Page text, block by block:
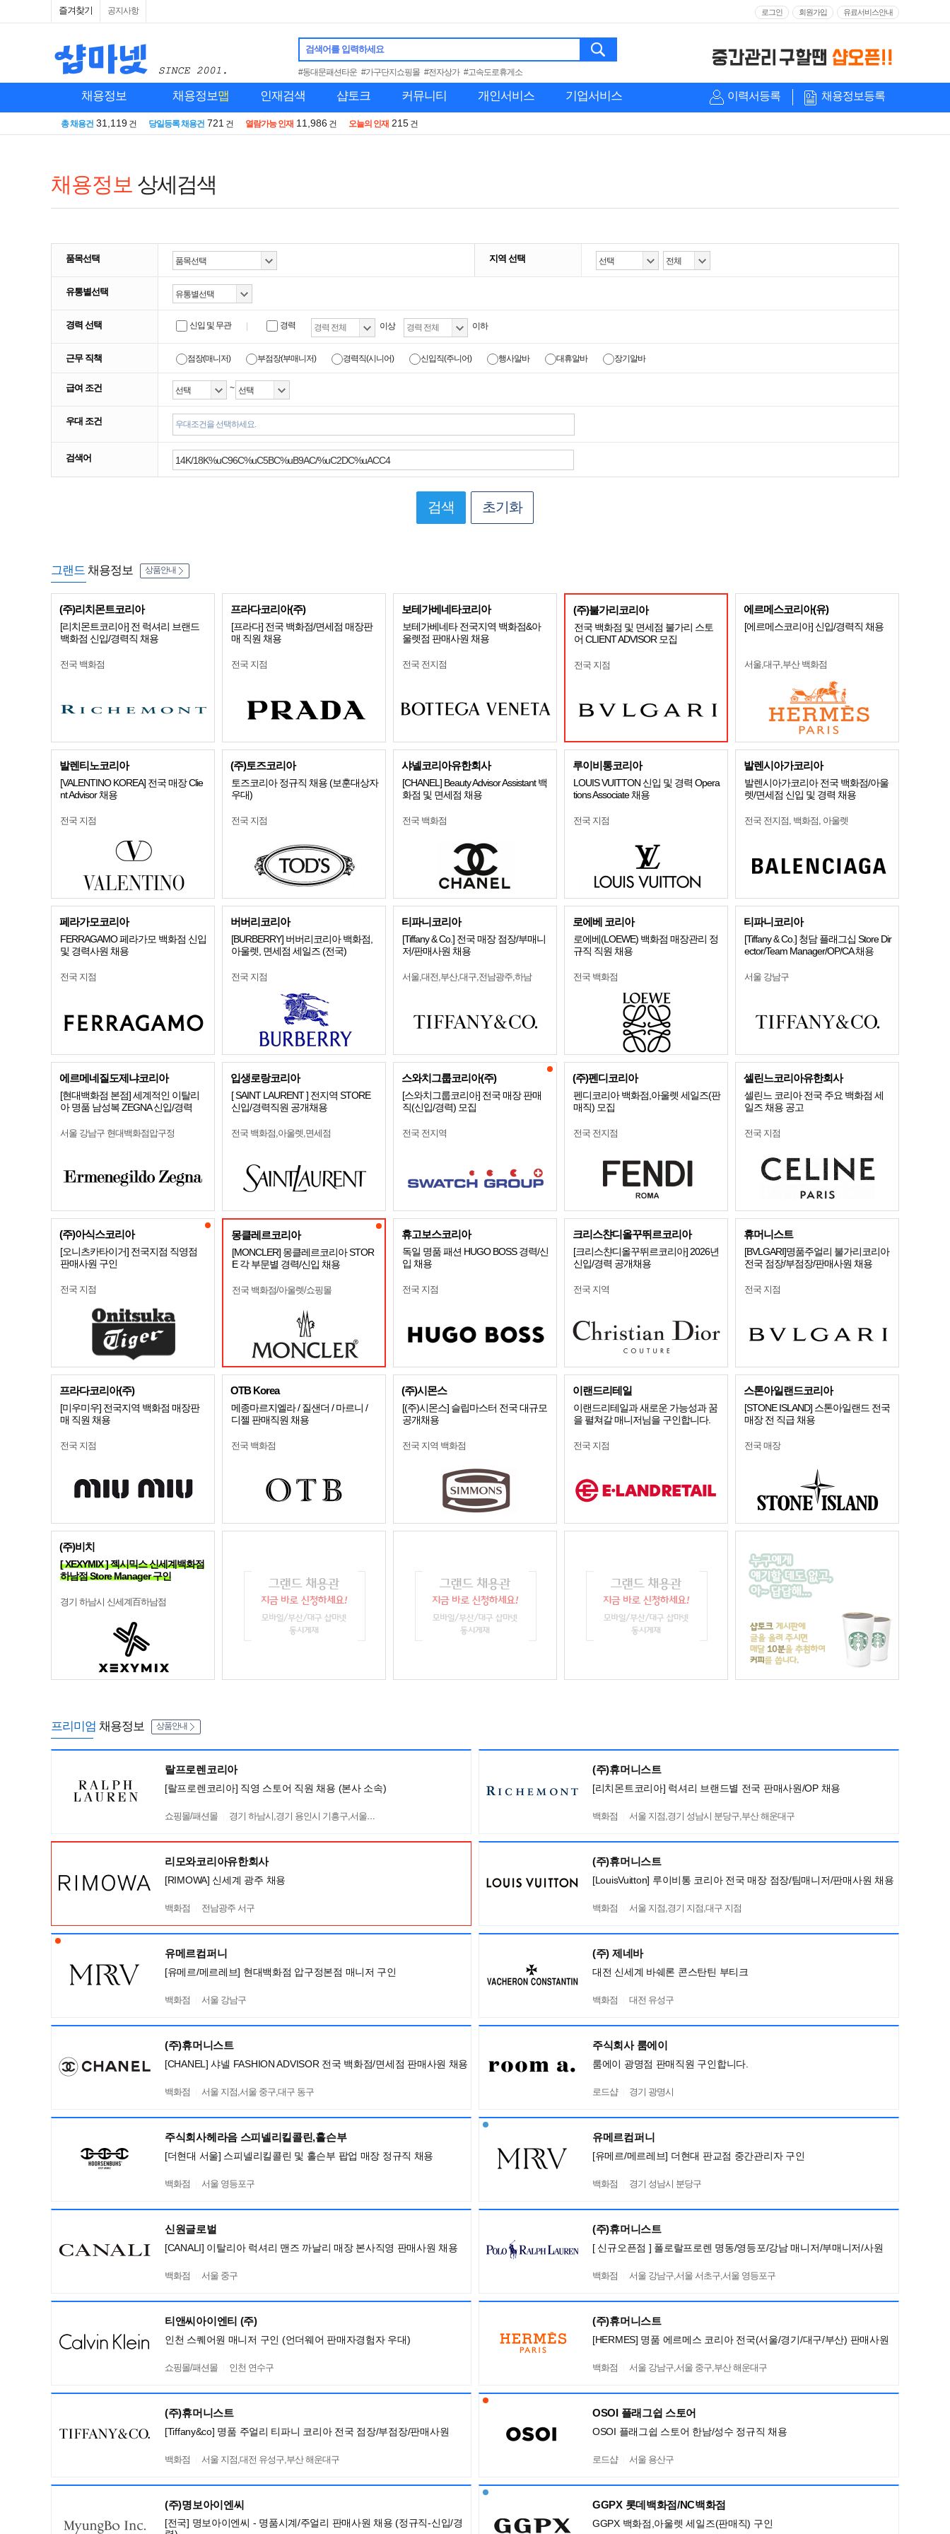
즐겨찾기 공지사항 로그인 회원가입 유료서비스안내
검색어를 입력하세요
#동대문패션타운 #가구단지쇼핑몰 #전자상가 #고속도로휴게소
채용정보 채용정보맵 인재검색 샵토크 커뮤니티 개인서비스 기업서비스 이력서등록 채용정보등록
총 채용건 31,119 건 당일등록 채용건 721 건 열람가능 인재 11,986 건 오늘의 인재 215 건
채용정보 상세검색
품목선택 지역 선택
유통별선택
경력 선택 신입 및 무관 경력 이상 이하
근무 직책 점장(매니저) 부점장(부매니저) 경력직(시니어) 신입직(주니어) 행사알바 대휴알바 장기알바
급여 조건 ~
우대 조건 우대조건을 선택하세요.
검색어
검색 초기화
그랜드 채용정보 상품안내
(주)리치몬트코리아
[리치몬트코리아] 전 럭셔리 브랜드
백화점 신입/경력직 채용
전국 백화점
프라다코리아(주)
[프라다] 전국 백화점/면세점 매장판
매 직원 채용
전국 지점
보테가베네타코리아
보테가베네타 전국지역 백화점&아
울렛점 판매사원 채용
전국 전지점
(주)불가리코리아
전국 백화점 및 면세점 불가리 스토
어 CLIENT ADVISOR 모집
전국 지점
에르메스코리아(유)
[에르메스코리아] 신입/경력직 채용
서울,대구,부산 백화점
발렌티노코리아
[VALENTINO KOREA] 전국 매장 Clie
nt Advisor 채용
전국 지점
(주)토즈코리아
토즈코리아 정규직 채용 (보훈대상자
우대)
전국 지점
샤넬코리아유한회사
[CHANEL] Beauty Advisor Assistant 백
화점 및 면세점 채용
전국 백화점
루이비통코리아
LOUIS VUITTON 신입 및 경력 Opera
tions Associate 채용
전국 지점
발렌시아가코리아
발렌시아가코리아 전국 백화점/아울
렛/면세점 신입 및 경력 채용
전국 전지점, 백화점, 아울렛
페라가모코리아
FERRAGAMO 페라가모 백화점 신입
및 경력사원 채용
전국 지점
버버리코리아
[BURBERRY] 버버리코리아 백화점,
아울렛, 면세점 세일즈 (전국)
전국 지점
티파니코리아
[Tiffany & Co.] 전국 매장 점장/부매니
저/판매사원 채용
서울,대전,부산,대구,전남광주,하남
로에베 코리아
로에베(LOEWE) 백화점 매장관리 정
규직 직원 채용
전국 백화점
티파니코리아
[Tiffany & Co.] 청담 플래그십 Store Dir
ector/Team Manager/OP/CA 채용
서울 강남구
에르메네질도제냐코리아
[현대백화점 본점] 세계적인 이탈리
아 명품 남성복 ZEGNA 신입/경력
서울 강남구 현대백화점압구정
입생로랑코리아
[ SAINT LAURENT ] 전지역 STORE
신입/경력직원 공개채용
전국 백화점,아울렛,면세점
스와치그룹코리아(주)
[스와치그룹코리아] 전국 매장 판매
직(신입/경력) 모집
전국 전지역
(주)펜디코리아
펜디코리아 백화점,아울렛 세일즈(판
매직) 모집
전국 전지점
셀린느코리아유한회사
셀린느 코리아 전국 주요 백화점 세
일즈 채용 공고
전국 지점
(주)아식스코리아
[오니츠카타이거] 전국지점 직영점
판매사원 구인
전국 지점
몽클레르코리아
[MONCLER] 몽클레르코리아 STOR
E 각 부문별 경력/신입 채용
전국 백화점/아울렛/쇼핑몰
휴고보스코리아
독일 명품 패션 HUGO BOSS 경력/신
입 채용
전국 지점
크리스챤디올꾸뛰르코리아
[크리스챤디올꾸뛰르코리아] 2026년
신입/경력 공개채용
전국 지역
휴머니스트
[BVLGARI]명품주얼리 불가리코리아
전국 점장/부점장/판매사원 채용
전국 지점
프라다코리아(주)
[미우미우] 전국지역 백화점 매장판
매 직원 채용
전국 지점
OTB Korea
메종마르지엘라 / 질샌더 / 마르니 /
디젤 판매직원 채용
전국 백화점
(주)시몬스
[(주)시몬스] 슬립마스터 전국 대규모
공개채용
전국 지역 백화점
이랜드리테일
이랜드리테일과 새로운 가능성과 꿈
을 펼쳐갈 매니저님을 구인합니다.
전국 지점
스톤아일랜드코리아
[STONE ISLAND] 스톤아일랜드 전국
매장 전 직급 채용
전국 매장
(주)비치
[ XEXYMIX ] 젝시믹스 신세계백화점
하남점 Store Manager 구인
경기 하남시 신세계百하남점
프리미엄 채용정보 상품안내
랄프로렌코리아
[랄프로렌코리아] 직영 스토어 직원 채용 (본사 소속)
쇼핑몰/패션몰 경기 하남시,경기 용인시 기흥구,서울 서초구
(주)휴머니스트
[리치몬트코리아] 럭셔리 브랜드별 전국 판매사원/OP 채용
백화점 서울 지점,경기 성남시 분당구,부산 해운대구
리모와코리아유한회사
[RIMOWA] 신세계 광주 채용
백화점 전남광주 서구
(주)휴머니스트
[LouisVuitton] 루이비통 코리아 전국 매장 점장/팀매니저/판매사원 채용
백화점 서울 지점,경기 지점,대구 지점
유메르컴퍼니
[유메르/메르레브] 현대백화점 압구정본점 매니저 구인
백화점 서울 강남구
(주) 제네바
대전 신세계 바쉐론 콘스탄틴 부티크
백화점 대전 유성구
(주)휴머니스트
[CHANEL] 샤넬 FASHION ADVISOR 전국 백화점/면세점 판매사원 채용
백화점 서울 지점,서울 중구,대구 동구
주식회사 룸에이
룸에이 광명점 판매직원 구인합니다.
로드샵 경기 광명시
주식회사헤라음 스피넬리킬콜린,홀슨부
[더현대 서울] 스피넬리킬콜린 및 홀슨부 팝업 매장 정규직 채용
백화점 서울 영등포구
유메르컴퍼니
[유메르/메르레브] 더현대 판교점 중간관리자 구인
백화점 경기 성남시 분당구
신원글로벌
[CANALI] 이탈리아 럭셔리 맨즈 까날리 매장 본사직영 판매사원 채용
백화점 서울 중구
(주)휴머니스트
[ 신규오픈점 ] 폴로랄프로렌 명동/영등포/강남 매니저/부매니저/사원
백화점 서울 강남구,서울 서초구,서울 영등포구
티앤씨아이엔티 (주)
인천 스퀘어원 매니저 구인 (언더웨어 판매자경험자 우대)
쇼핑몰/패션몰 인천 연수구
(주)휴머니스트
[HERMES] 명품 에르메스 코리아 전국(서울/경기/대구/부산) 판매사원
백화점 서울 강남구,서울 중구,부산 해운대구
(주)휴머니스트
[Tiffany&co] 명품 주얼리 티파니 코리아 전국 점장/부점장/판매사원
백화점 서울 지점,대전 유성구,부산 해운대구
OSOI 플래그쉽 스토어
OSOI 플래그쉽 스토어 한남/성수 정규직 채용
로드샵 서울 용산구
(주)명보아이엔씨
[전국] 명보아이엔씨 - 명품시계/주얼리 판매사원 채용 (정규직-신입/경
GGPX 롯데백화점/NC백화점
GGPX 백화점,아울렛 세일즈(판매직) 구인